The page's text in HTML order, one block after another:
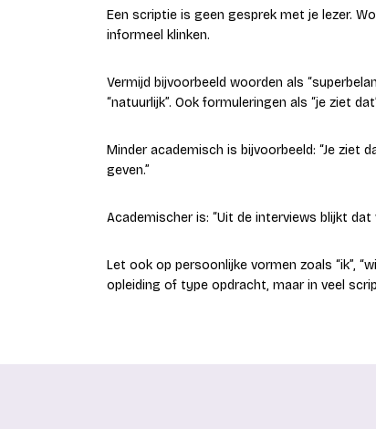
Een scriptie is geen gesprek met je lezer.
informeel klinken.
Vermijd bijvoorbeeld woorden als
“natuurlijk”. Ook formuleringen als “je ziet
Minder academisch is bijvoorbeeld: “Je
geven.”
Academischer is: “Uit de interviews blijkt
Let ook op persoonlijke vormen zoals “ik”,
opleiding of type opdracht, maar in veel